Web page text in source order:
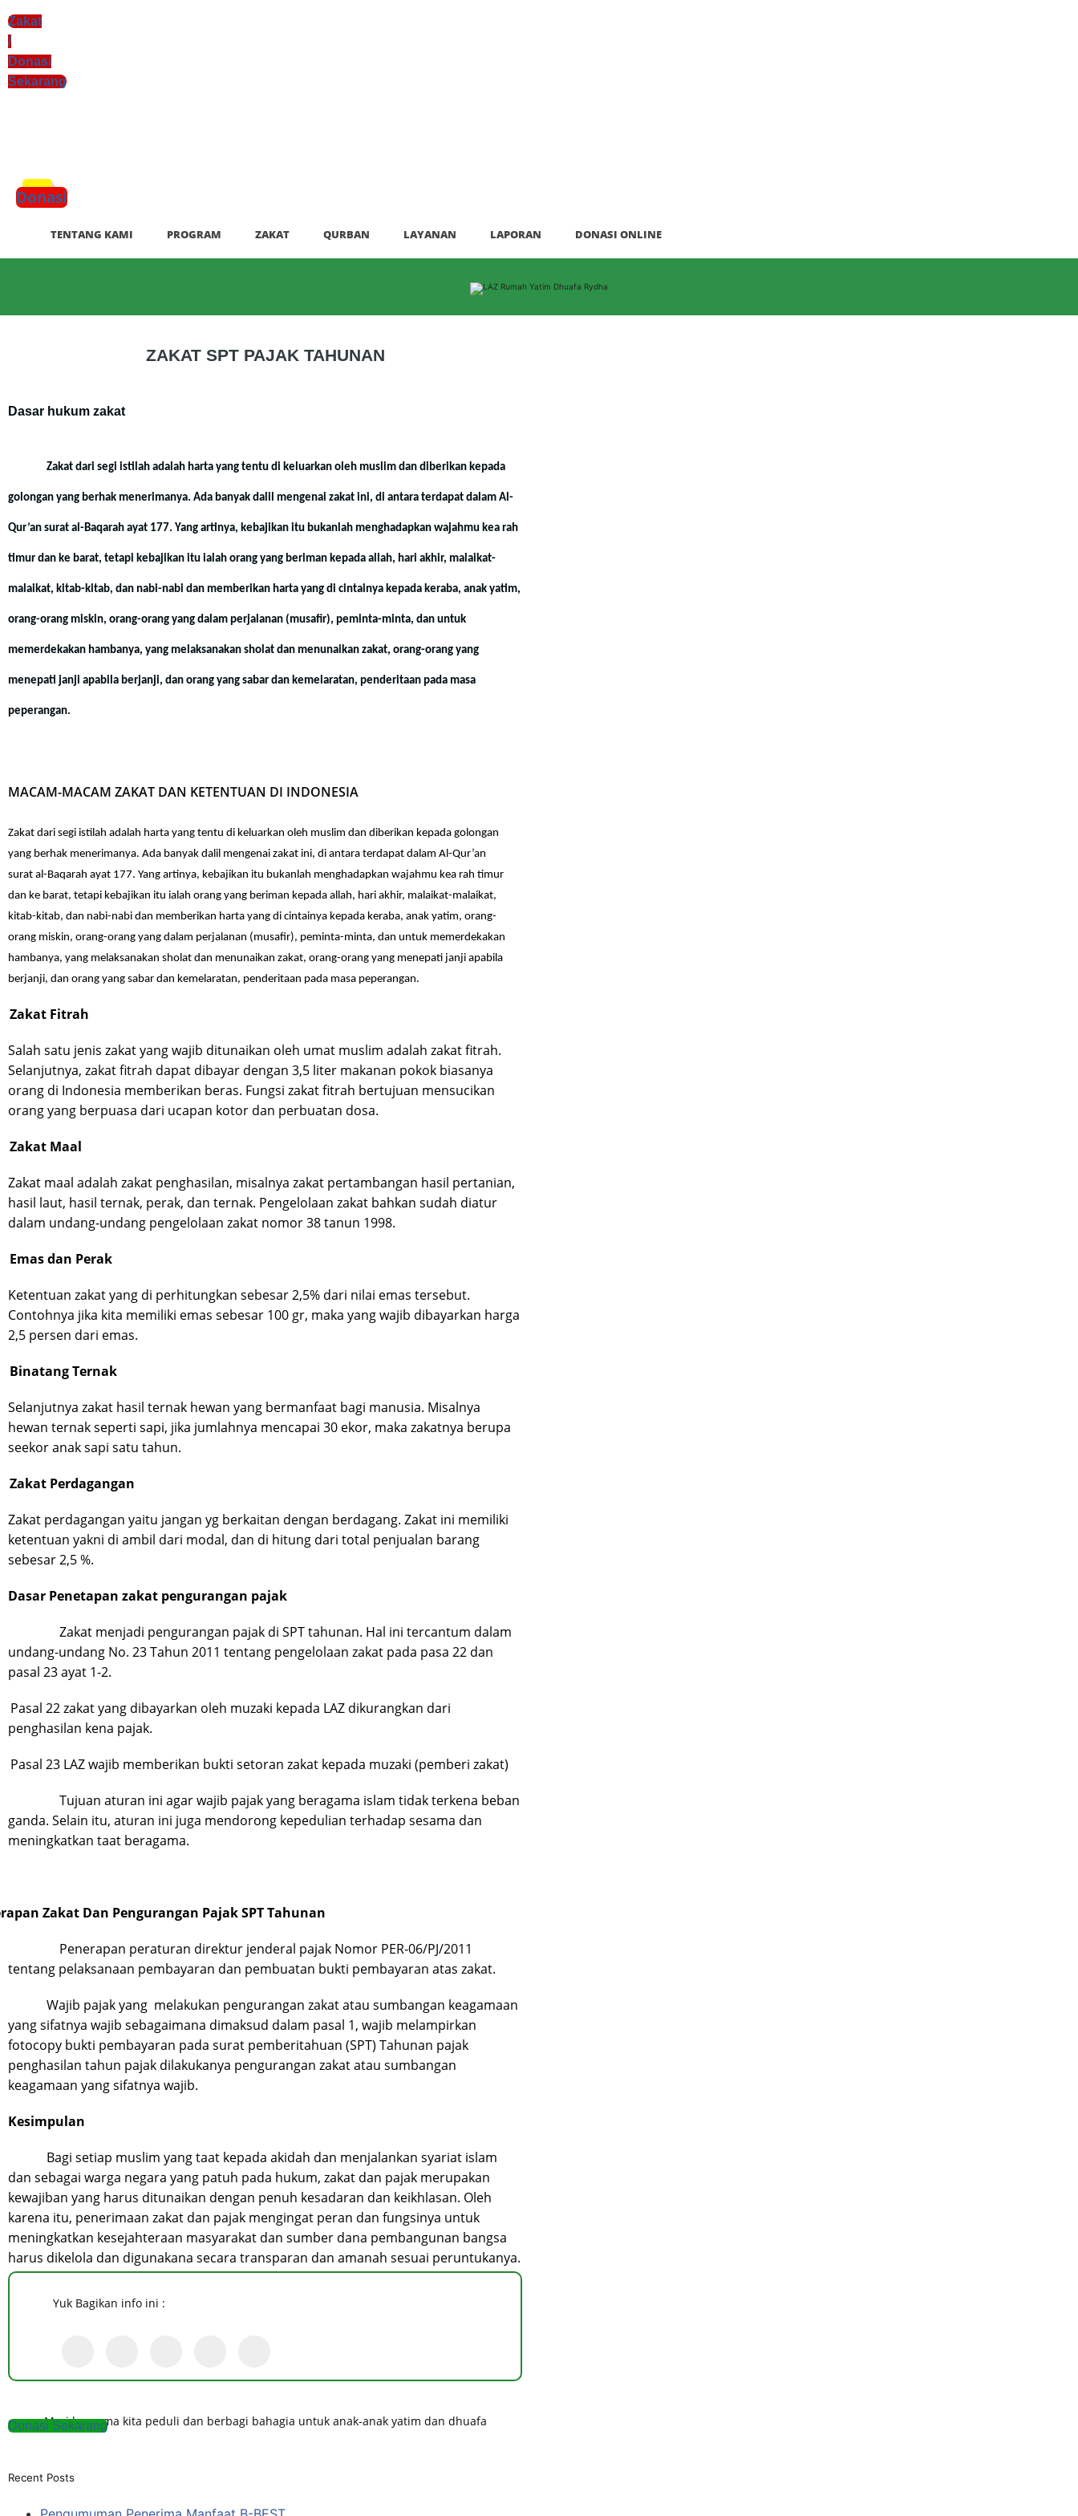
Zakat
/
Donasi
Sekarang
xzczc
Donasi
TENTANG KAMI PROGRAM ZAKAT QURBAN LAYANAN LAPORAN DONASI ONLINE
ZAKAT SPT PAJAK TAHUNAN
Dasar hukum zakat
Zakat dari segi istilah adalah harta yang tentu di keluarkan oleh muslim dan diberikan kepada
golongan yang berhak menerimanya. Ada banyak dalil mengenai zakat ini, di antara terdapat dalam Al-
Qur’an surat al-Baqarah ayat 177. Yang artinya, kebajikan itu bukanlah menghadapkan wajahmu kea rah
timur dan ke barat, tetapi kebajikan itu ialah orang yang beriman kepada allah, hari akhir, malaikat-
malaikat, kitab-kitab, dan nabi-nabi dan memberikan harta yang di cintainya kepada keraba, anak yatim,
orang-orang miskin, orang-orang yang dalam perjalanan (musafir), peminta-minta, dan untuk
memerdekakan hambanya, yang melaksanakan sholat dan menunaikan zakat, orang-orang yang
menepati janji apabila berjanji, dan orang yang sabar dan kemelaratan, penderitaan pada masa
peperangan.
MACAM-MACAM ZAKAT DAN KETENTUAN DI INDONESIA
Zakat dari segi istilah adalah harta yang tentu di keluarkan oleh muslim dan diberikan kepada golongan
yang berhak menerimanya. Ada banyak dalil mengenai zakat ini, di antara terdapat dalam Al-Qur’an
surat al-Baqarah ayat 177. Yang artinya, kebajikan itu bukanlah menghadapkan wajahmu kea rah timur
dan ke barat, tetapi kebajikan itu ialah orang yang beriman kepada allah, hari akhir, malaikat-malaikat,
kitab-kitab, dan nabi-nabi dan memberikan harta yang di cintainya kepada keraba, anak yatim, orang-
orang miskin, orang-orang yang dalam perjalanan (musafir), peminta-minta, dan untuk memerdekakan
hambanya, yang melaksanakan sholat dan menunaikan zakat, orang-orang yang menepati janji apabila
berjanji, dan orang yang sabar dan kemelaratan, penderitaan pada masa peperangan.
Zakat Fitrah
Salah satu jenis zakat yang wajib ditunaikan oleh umat muslim adalah zakat fitrah.
Selanjutnya, zakat fitrah dapat dibayar dengan 3,5 liter makanan pokok biasanya
orang di Indonesia memberikan beras. Fungsi zakat fitrah bertujuan mensucikan
orang yang berpuasa dari ucapan kotor dan perbuatan dosa.
Zakat Maal
Zakat maal adalah zakat penghasilan, misalnya zakat pertambangan hasil pertanian,
hasil laut, hasil ternak, perak, dan ternak. Pengelolaan zakat bahkan sudah diatur
dalam undang-undang pengelolaan zakat nomor 38 tanun 1998.
Emas dan Perak
Ketentuan zakat yang di perhitungkan sebesar 2,5% dari nilai emas tersebut.
Contohnya jika kita memiliki emas sebesar 100 gr, maka yang wajib dibayarkan harga
2,5 persen dari emas.
Binatang Ternak
Selanjutnya zakat hasil ternak hewan yang bermanfaat bagi manusia. Misalnya
hewan ternak seperti sapi, jika jumlahnya mencapai 30 ekor, maka zakatnya berupa
seekor anak sapi satu tahun.
Zakat Perdagangan
Zakat perdagangan yaitu jangan yg berkaitan dengan berdagang. Zakat ini memiliki
ketentuan yakni di ambil dari modal, dan di hitung dari total penjualan barang
sebesar 2,5 %.
Dasar Penetapan zakat pengurangan pajak
Zakat menjadi pengurangan pajak di SPT tahunan. Hal ini tercantum dalam
undang-undang No. 23 Tahun 2011 tentang pengelolaan zakat pada pasa 22 dan
pasal 23 ayat 1-2.
Pasal 22 zakat yang dibayarkan oleh muzaki kepada LAZ dikurangkan dari
penghasilan kena pajak.
Pasal 23 LAZ wajib memberikan bukti setoran zakat kepada muzaki (pemberi zakat)
Tujuan aturan ini agar wajib pajak yang beragama islam tidak terkena beban
ganda. Selain itu, aturan ini juga mendorong kepedulian terhadap sesama dan
meningkatkan taat beragama.
Zakat Dan Pengurangan Pajak SPT Tahunan
Penerapan peraturan direktur jenderal pajak Nomor PER-06/PJ/2011
tentang pelaksanaan pembayaran dan pembuatan bukti pembayaran atas zakat.
Wajib pajak yang melakukan pengurangan zakat atau sumbangan keagamaan
yang sifatnya wajib sebagaimana dimaksud dalam pasal 1, wajib melampirkan
fotocopy bukti pembayaran pada surat pemberitahuan (SPT) Tahunan pajak
penghasilan tahun pajak dilakukanya pengurangan zakat atau sumbangan
keagamaan yang sifatnya wajib.
Kesimpulan
Bagi setiap muslim yang taat kepada akidah dan menjalankan syariat islam
dan sebagai warga negara yang patuh pada hukum, zakat dan pajak merupakan
kewajiban yang harus ditunaikan dengan penuh kesadaran dan keikhlasan. Oleh
karena itu, penerimaan zakat dan pajak mengingat peran dan fungsinya untuk
meningkatkan kesejahteraan masyarakat dan sumber dana pembangunan bangsa
harus dikelola dan digunakana secara transparan dan amanah sesuai peruntukanya.
Yuk Bagikan info ini :
Mari bersama kita peduli dan berbagi bahagia untuk anak-anak yatim dan dhuafa
Donasi Sekarang
Recent Posts